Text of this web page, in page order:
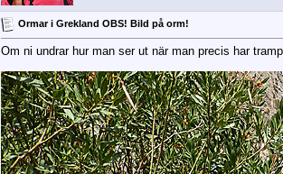
Ormar i Grekland OBS! Bild på orm!
Om ni undrar hur man ser ut när man precis har